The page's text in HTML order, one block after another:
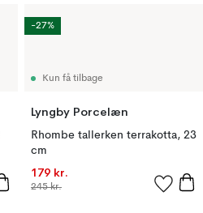
Kun få tilbage
Lyngby Porcelæn
Rhombe tallerken terrakotta, 23
cm
179 kr.
245 kr.
-27%